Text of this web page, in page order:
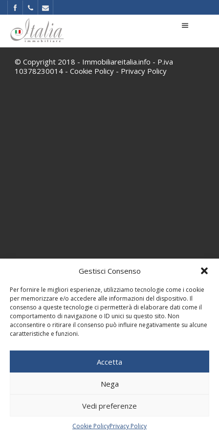
Gestisci Consenso
Per fornire le migliori esperienze, utilizziamo tecnologie come i cookie
per memorizzare e/o accedere alle informazioni del dispositivo. Il
consenso a queste tecnologie ci permetterà di elaborare dati come il
comportamento di navigazione o ID unici su questo sito. Non
acconsentire o ritirare il consenso può influire negativamente su alcune
caratteristiche e funzioni.
Accetta
Nega
Vedi preferenze
Cookie PolicyPrivacy Policy
© Copyright 2018 - Immobiliareitalia.info - P.iva
10378230014 - Cookie Policy - Privacy Policy